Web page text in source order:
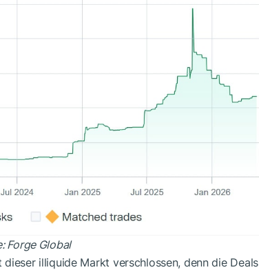
Forge Global
illiquide Markt verschlossen, denn die Deals